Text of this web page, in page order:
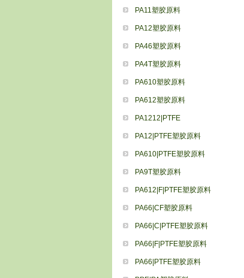
PA11塑胶原料
PA12塑胶原料
PA46塑胶原料
PA4T塑胶原料
PA610塑胶原料
PA612塑胶原料
PA1212|PTFE
PA12|PTFE塑胶原料
PA610|PTFE塑胶原料
PA9T塑胶原料
PA612|F|PTFE塑胶原料
PA66|CF塑胶原料
PA66|C|PTFE塑胶原料
PA66|F|PTFE塑胶原料
PA66|PTFE塑胶原料